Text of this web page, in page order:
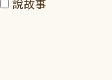
說故事